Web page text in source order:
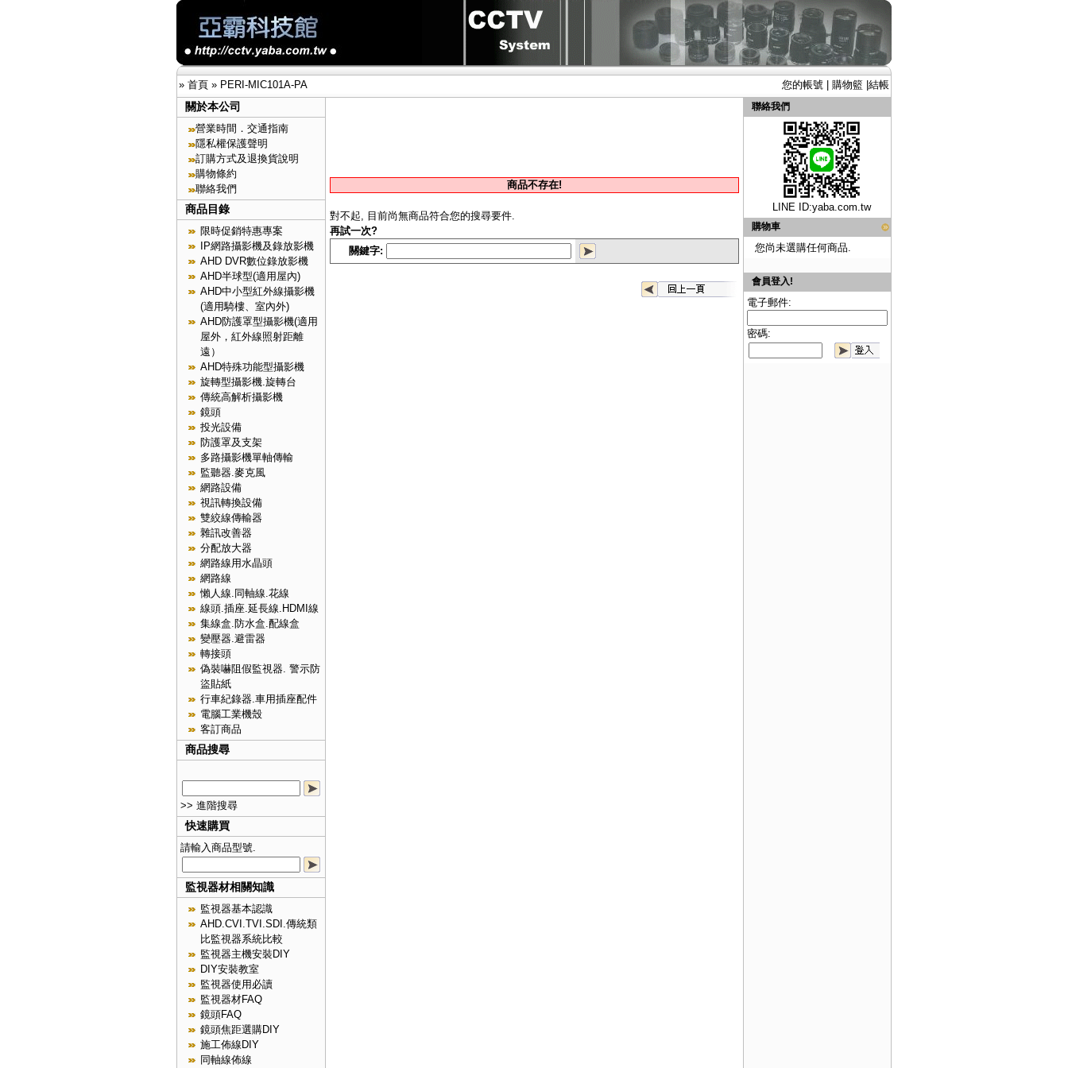
» 首頁 » PERI-MIC101A-PA 您的帳號 購物籃 結帳
關於本公司
營業時間．交通指南
隱私權保護聲明
訂購方式及退換貨說明
購物條約
聯絡我們
商品目錄
限時促銷特惠專案
IP網路攝影機及錄放影機
AHD DVR數位錄放影機
AHD半球型(適用屋內)
AHD中小型紅外線攝影機
(適用騎樓、室內外)
AHD防護罩型攝影機(適用
屋外，紅外線照射距離
遠）
AHD特殊功能型攝影機
旋轉型攝影機.旋轉台
傳統高解析攝影機
鏡頭
投光設備
防護罩及支架
多路攝影機單軸傳輸
監聽器.麥克風
網路設備
視訊轉換設備
雙絞線傳輸器
雜訊改善器
分配放大器
網路線用水晶頭
網路線
懶人線.同軸線.花線
線頭.插座.延長線.HDMI線
集線盒.防水盒.配線盒
變壓器.避雷器
轉接頭
偽裝嚇阻假監視器. 警示防
盜貼紙
行車紀錄器.車用插座配件
電腦工業機殼
客訂商品
商品搜尋
>> 進階搜尋
快速購買
請輸入商品型號.
監視器材相關知識
監視器基本認識
AHD.CVI.TVI.SDI.傳統類
比監視器系統比較
監視器主機安裝DIY
DIY安裝教室
監視器使用必讀
監視器材FAQ
鏡頭FAQ
鏡頭焦距選購DIY
施工佈線DIY
同軸線佈線
商品不存在!
對不起, 目前尚無商品符合您的搜尋要件.
再試一次?
關鍵字:
聯絡我們
LINE ID:yaba.com.tw
購物車
您尚未選購任何商品.
會員登入!
電子郵件:
密碼: